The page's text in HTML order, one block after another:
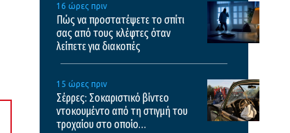
16 ώρες πριν
Πώς να προστατέψετε το σπίτι
σας από τους κλέφτες όταν
λείπετε για διακοπές
15 ώρες πριν
Σέρρες: Σοκαριστικό βίντεο
ντοκουμέντο από τη στιγμή του
τροχαίου στο οποίο